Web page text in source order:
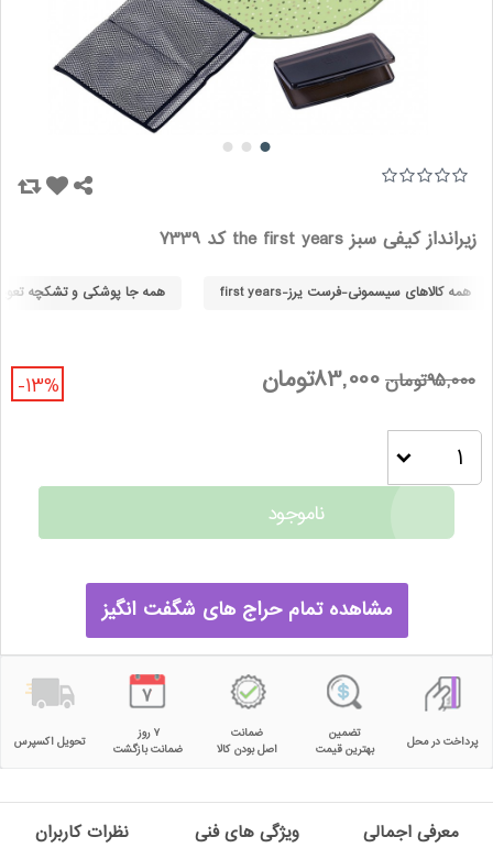
زیرانداز کیفی سبز the first years کد 7339
همه کالاهای سیسمونی-فرست یرز-first years همه جا پوشکی و تشکچه
95,000تومان 83,000تومان -13%
ناموجود
مشاهده تمام حراج های شگفت انگیز
پرداخت در محل
تضمین
بهترین قیمت
ضمانت
اصل بودن کالا
۷ روز
ضمانت بازگشت
تحویل اکسپرس
معرفی اجمالی ویژگی های فنی نظرات کاربران